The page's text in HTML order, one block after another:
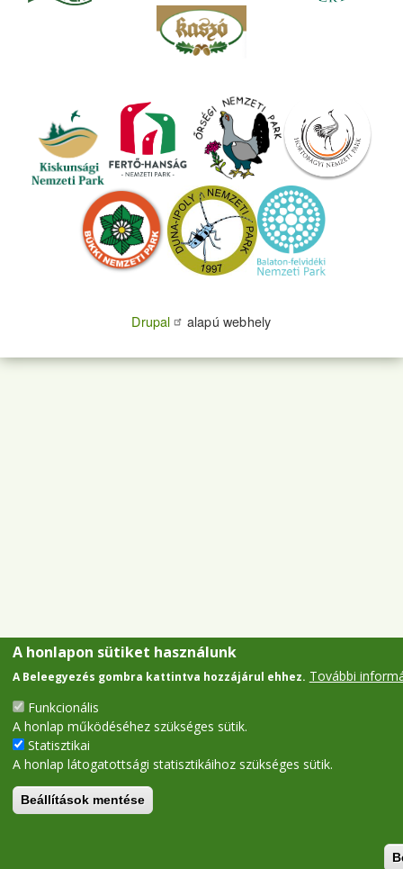
Drupal alapú webhely
A honlapon sütiket használunk
A Beleegyezés gombra kattintva hozzájárul ehhez. További
Funkcionális
A honlap működéséhez szükséges sütik.
Statisztikai
A honlap látogatottsági statisztikáihoz szükséges sütik.
Beállítások mentése